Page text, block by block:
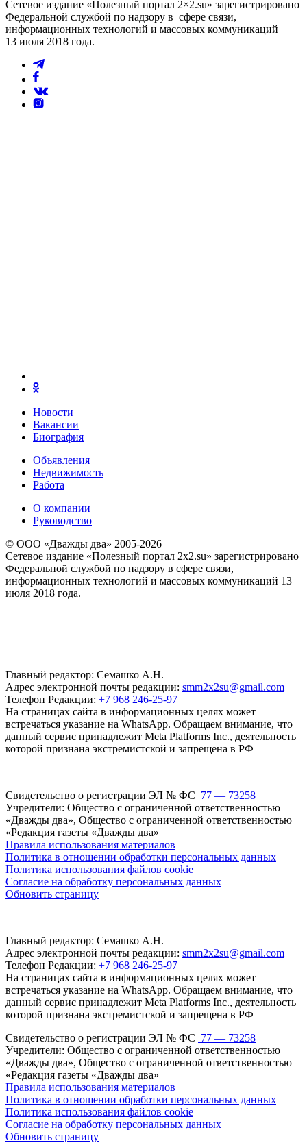
Сетевое издание «Полезный портал 2×2.su» зарегистрировано
Федеральной службой по надзору в сфере связи,
информационных технологий и массовых коммуникаций
13 июля 2018 года.
Новости
Вакансии
Биография
Объявления
Недвижимость
Работа
О компании
Руководство
© ООО «Дважды два» 2005-2026
Сетевое издание «Полезный портал 2x2.su» зарегистрировано
Федеральной службой по надзору в сфере связи,
информационных технологий и массовых коммуникаций 13
июля 2018 года.
Главный редактор: Семашко А.Н.
Адрес электронной почты редакции: smm2x2su@gmail.com
Телефон Редакции: +7 968 246-25-97
На страницах сайта в информационных целях может
встречаться указание на WhatsApp. Обращаем внимание, что
данный сервис принадлежит Meta Platforms Inc., деятельность
которой признана экстремистской и запрещена в РФ
Свидетельство о регистрации ЭЛ № ФС 77 — 73258
Учредители: Общество с ограниченной ответственностью
«Дважды два», Общество с ограниченной ответственностью
«Редакция газеты «Дважды два»
Правила использования материалов
Политика в отношении обработки персональных данных
Политика использования файлов cookie
Согласие на обработку персональных данных
Обновить страницу
Главный редактор: Семашко А.Н.
Адрес электронной почты редакции: smm2x2su@gmail.com
Телефон Редакции: +7 968 246-25-97
На страницах сайта в информационных целях может
встречаться указание на WhatsApp. Обращаем внимание, что
данный сервис принадлежит Meta Platforms Inc., деятельность
которой признана экстремистской и запрещена в РФ
Свидетельство о регистрации ЭЛ № ФС 77 — 73258
Учредители: Общество с ограниченной ответственностью
«Дважды два», Общество с ограниченной ответственностью
«Редакция газеты «Дважды два»
Правила использования материалов
Политика в отношении обработки персональных данных
Политика использования файлов cookie
Согласие на обработку персональных данных
Обновить страницу